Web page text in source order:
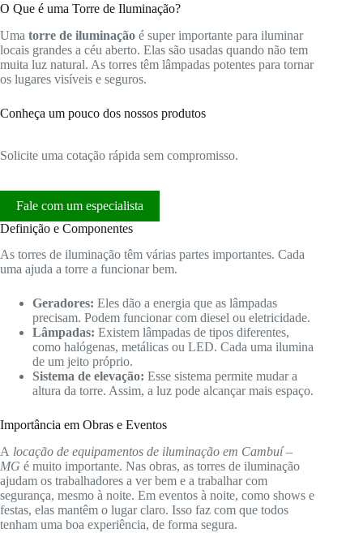
O Que é uma Torre de Iluminação?
Uma torre de iluminação é super importante para iluminar
locais grandes a céu aberto. Elas são usadas quando não tem
muita luz natural. As torres têm lâmpadas potentes para tornar
os lugares visíveis e seguros.
Conheça um pouco dos nossos produtos
Solicite uma cotação rápida sem compromisso.
Fale com um especialista
Definição e Componentes
As torres de iluminação têm várias partes importantes. Cada
uma ajuda a torre a funcionar bem.
Geradores: Eles dão a energia que as lâmpadas
precisam. Podem funcionar com diesel ou eletricidade.
Lâmpadas: Existem lâmpadas de tipos diferentes,
como halógenas, metálicas ou LED. Cada uma ilumina
de um jeito próprio.
Sistema de elevação: Esse sistema permite mudar a
altura da torre. Assim, a luz pode alcançar mais espaço.
Importância em Obras e Eventos
A locação de equipamentos de iluminação em Cambuí –
MG é muito importante. Nas obras, as torres de iluminação
ajudam os trabalhadores a ver bem e a trabalhar com
segurança, mesmo à noite. Em eventos à noite, como shows e
festas, elas mantêm o lugar claro. Isso faz com que todos
tenham uma boa experiência, de forma segura.